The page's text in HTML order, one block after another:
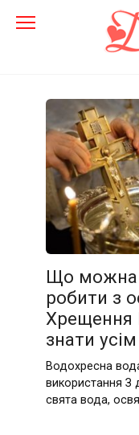
Що можна
робити з
Хрещення
знати
Водохресна
використання З
свята вода,